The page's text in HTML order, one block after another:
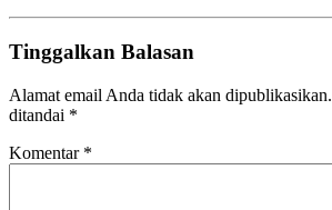
Tinggalkan Balasan
Alamat email Anda tidak akan dipublikasikan.
ditandai *
Komentar *